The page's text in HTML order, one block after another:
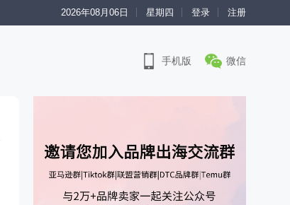
2026年08月06日 星期四 登录 注册
手机版 微信